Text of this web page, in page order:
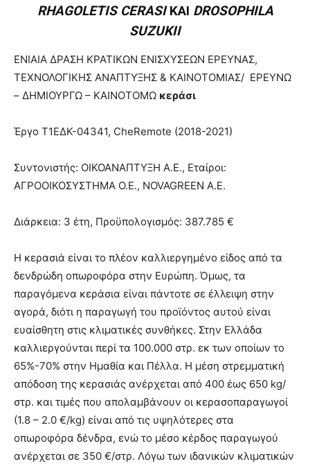
RHAGOLETIS CERASIΚΑΙ DROSOPHILA
SUZUKII
ΕΝΙΑΙΑ ΔΡΑΣΗ ΚΡΑΤΙΚΩΝ ΕΝΙΣΧΥΣΕΩΝ ΕΡΕΥΝΑΣ,
ΤΕΧΝΟΛΟΓΙΚΗΣ ΑΝΑΠΤΥΞΗΣ & ΚΑΙΝΟΤΟΜΙΑΣ/ ΕΡΕΥΝΩ
– ΔΗΜΙΟΥΡΓΩ – ΚΑΙΝΟΤΟΜΩ κεράσι
Έργο Τ1ΕΔΚ-04341, CheRemote (2018-2021)
Συντονιστής: ΟΙΚΟΑΝΑΠΤΥΞΗ Α.Ε., Εταίροι:
ΑΓΡΟΟΙΚΟΣΥΣΤΗΜΑ Ο.Ε., NOVAGREEN Α.Ε.
Διάρκεια: 3 έτη, Προϋπολογισμός: 387.785 €
Η κερασιά είναι το πλέον καλλιεργημένο είδος από τα
δενδρώδη οπωροφόρα στην Ευρώπη. Όμως, τα
παραγόμενα κεράσια είναι πάντοτε σε έλλειψη στην
αγορά, διότι η παραγωγή του προϊόντος αυτού είναι
ευαίσθητη στις κλιματικές συνθήκες. Στην Ελλάδα
καλλιεργούνται περί τα 100.000 στρ. εκ των οποίων το
65%-70% στην Ημαθία και Πέλλα. Η μέση στρεμματική
απόδοση της κερασιάς ανέρχεται από 400 έως 650 kg/
στρ. και τιμές που απολαμβάνουν οι κερασοπαραγωγοί
(1.8 – 2.0 €/kg) είναι από τις υψηλότερες στα
οπωροφόρα δένδρα, ενώ το μέσο κέρδος παραγωγού
ανέρχεται σε 350 €/στρ. Λόγω των ιδανικών κλιματικών